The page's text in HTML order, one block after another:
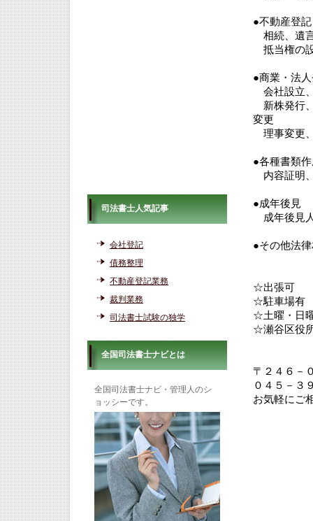
●不動産登記
相続、遺
抵当権の
●商業・法
会社設立
新株発行
変更
理事変更
●各種書類
内容証明
●成年後見
成年後見
●その他法
☆出張可
☆駐車場有
☆土曜・日
☆瀬谷区役
〒２４６－
０４５－３
お気軽にご
司法書士人気記事
会社登記
債務整理
不動産登記業務
裁判業務
司法書士試験の独学
全国司法書士ナビとは
全国司法書士ナビ・管理人のシ
ョッシーです。